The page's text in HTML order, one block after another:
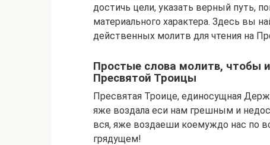
достичь цели, указать верный путь,
материального характера. Здесь вы
действенных молитв для чтения на
Простые слова молитв, чтобы
Пресвятой Троицы
Пресвятая Троице, единосущная
яже воздала еси нам грешным и
вся, яже воздаеши коемуждо нас по
грядущем!